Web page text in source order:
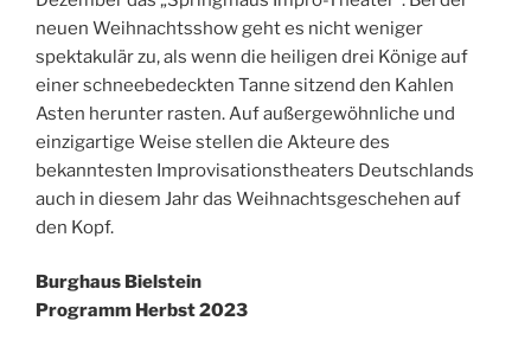
neuen Weihnachtsshow geht es nicht weniger
spektakulär zu, als wenn die heiligen drei Könige auf
einer schneebedeckten Tanne sitzend den Kahlen
Asten herunter rasten. Auf außergewöhnliche und
einzigartige Weise stellen die Akteure des
bekanntesten Improvisationstheaters Deutschlands
auch in diesem Jahr das Weihnachtsgeschehen auf
den Kopf.
Burghaus Bielstein
Programm Herbst 2023